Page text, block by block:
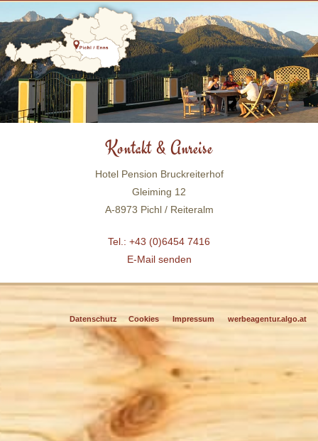
Kontakt & Anreise
Hotel Pension Bruckreiterhof
Gleiming 12
A-8973 Pichl / Reiteralm
Tel.: +43 (0)6454 7416
E-Mail senden
Datenschutz Cookies Impressum werbeagentur.algo.at